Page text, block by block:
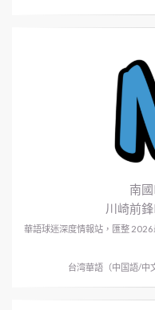
南
川崎前
華語球迷深度情報站，匯整
台湾華語（中国語/中